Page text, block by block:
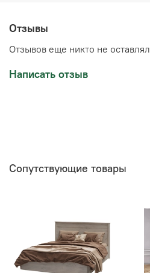
Отзывы
Отзывов еще никто не оставлял
Написать отзыв
Сопутствующие товары